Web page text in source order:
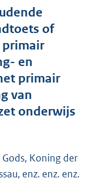
of
primair
en
primair
van
onderwijs
Koning der
enz. enz. enz.